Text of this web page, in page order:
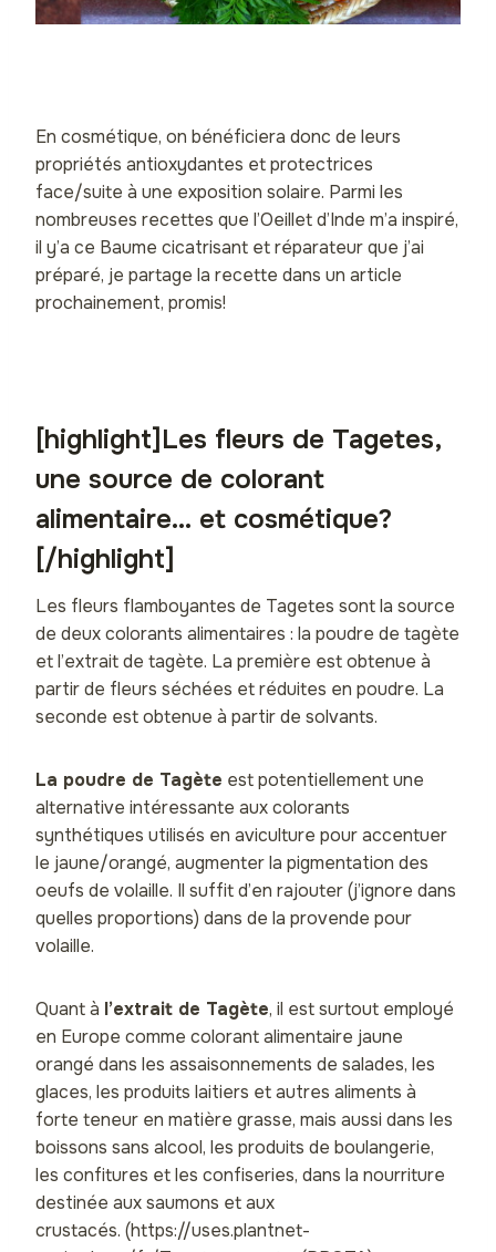
En cosmétique, on bénéficiera donc de leurs
propriétés antioxydantes et protectrices
face/suite à une exposition solaire. Parmi les
nombreuses recettes que l’Oeillet d’Inde m’a inspiré,
il y’a ce Baume cicatrisant et réparateur que j’ai
préparé, je partage la recette dans un article
prochainement, promis!
[highlight]Les fleurs de Tagetes,
une source de colorant
alimentaire… et cosmétique?
[/highlight]
Les fleurs flamboyantes de Tagetes sont la source
de deux colorants alimentaires : la poudre de tagète
et l’extrait de tagète. La première est obtenue à
partir de fleurs séchées et réduites en poudre. La
seconde est obtenue à partir de solvants.
La poudre de Tagète est potentiellement une
alternative intéressante aux colorants
synthétiques utilisés en aviculture pour accentuer
le jaune/orangé, augmenter la pigmentation des
oeufs de volaille. Il suffit d’en rajouter (j’ignore dans
quelles proportions) dans de la provende pour
volaille.
Quant à l’extrait de Tagète, il est surtout employé
en Europe comme colorant alimentaire jaune
orangé dans les assaisonnements de salades, les
glaces, les produits laitiers et autres aliments à
forte teneur en matière grasse, mais aussi dans les
boissons sans alcool, les produits de boulangerie,
les confitures et les confiseries, dans la nourriture
destinée aux saumons et aux
crustacés. (https://uses.plantnet-